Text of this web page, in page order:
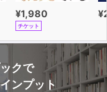
¥1,980
チケット
クで
ンプット